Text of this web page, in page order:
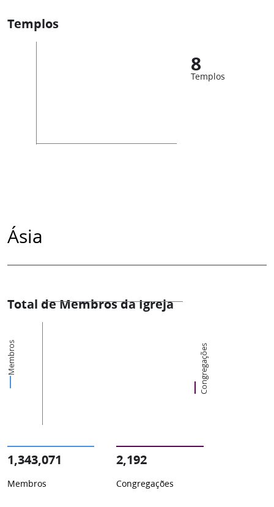
Templos
8
Templos
Ásia
Total de Membros da Igreja
Membros Congregações
1,343,071
Membros
2,192
Congregações